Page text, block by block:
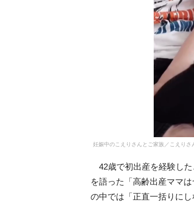
妊娠中のこえりさんとご家族／こえり
42歳で初出産を経験した
を語った「高齢出産ママ
の中では「正直一括りに